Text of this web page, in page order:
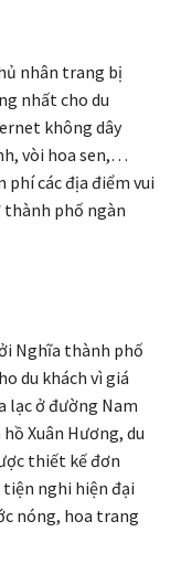
nhân trang bị
nhất cho du
không dây
vòi hoa sen,…
phí các địa điểm vui
phố ngàn
Nghĩa thành phố
du khách vì giá
lạc ở đường Nam
Xuân Hương, du
thiết kế đơn
tiện nghi hiện đại
nóng, hoa trang